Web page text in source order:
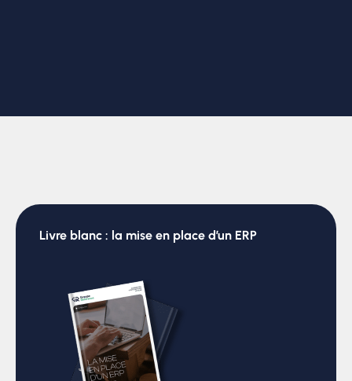
Livre blanc : la mise en place d’un ERP